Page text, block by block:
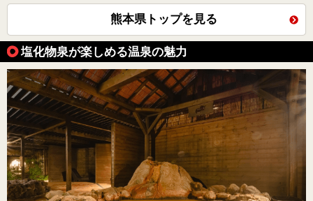
熊本県トップを見る
塩化物泉が楽しめる温泉の魅力